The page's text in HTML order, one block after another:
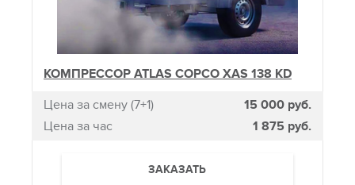
КОМПРЕССОР ATLAS COPCO XAS 138 KD
Цена за смену (7+1)
15 000 руб.
Цена за час
1 875 руб.
ЗАКАЗАТЬ